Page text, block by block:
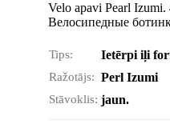
Velo apavi Pearl Izumi.
Велосипедные
Tips: Ietērpi iļi
Ražotājs: Perl Izumi
Stāvoklis: jaun.